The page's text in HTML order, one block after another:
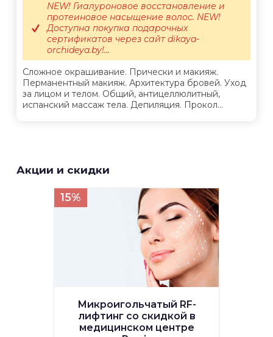
Сложное окрашивание. Прически и макияж.
Перманентный макияж. Архитектура бровей. Уход
за лицом и телом. Общий, антицеллюлитный,
испанский массаж тела. Депиляция. Прокол...
NEW! Гиалуроновое восстановление и
протеиновое насыщение волос. NEW!
Доступна покупка подарочных
сертификатов через сайт dikaya-
orchideya.by!...
Акции и скидки
15%
Микроигольчатый RF-
лифтинг со скидкой в
медицинском центре